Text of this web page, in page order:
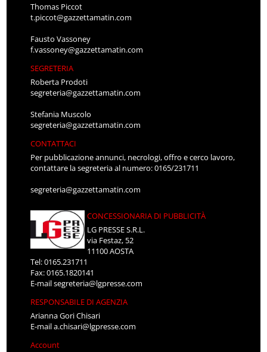
Thomas Piccot
t.piccot@gazzettamatin.com
Fausto Vassoney
f.vassoney@gazzettamatin.com
SEGRETERIA
Roberta Prodoti
segreteria@gazzettamatin.com
Stefania Muscolo
segreteria@gazzettamatin.com
CONTATTACI
Per pubblicazione annunci, necrologi, offro e cerco lavoro,
contattare la segreteria al numero: 0165/231711
segreteria@gazzettamatin.com
CONCESSIONARIA DI PUBBLICITÀ
LG PRESSE S.R.L.
via Festaz, 52
11100 AOSTA
Tel: 0165.231711
Fax: 0165.1820141
E-mailsegreteria@lgpresse.com
RESPONSABILE DI AGENZIA
Arianna Gori Chisari
E-maila.chisari@lgpresse.com
Account